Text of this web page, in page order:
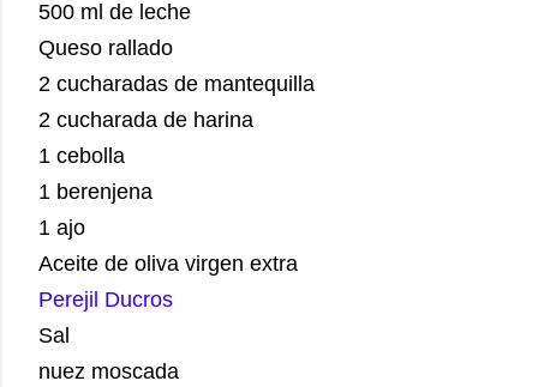
500 ml de leche
Queso rallado
2 cucharadas de mantequilla
2 cucharada de harina
1 cebolla
1 berenjena
1 ajo
Aceite de oliva virgen extra
Perejil Ducros
Sal
nuez moscada